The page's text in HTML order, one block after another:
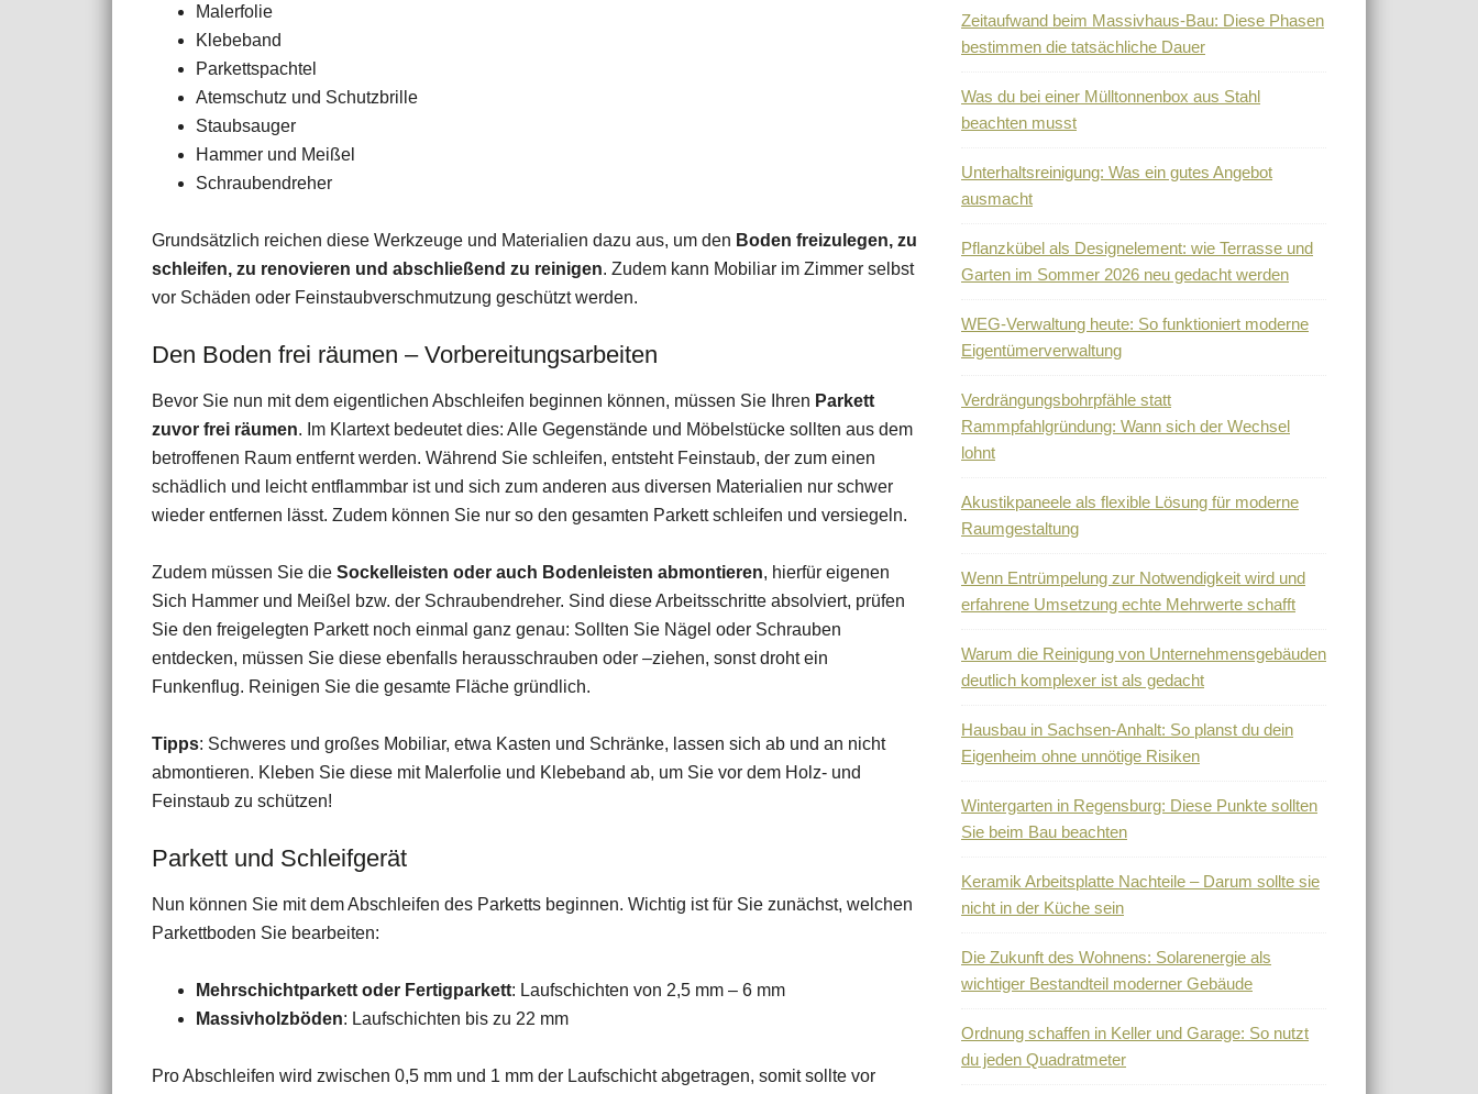
Malerfolie
Klebeband
Parkettspachtel
Atemschutz und Schutzbrille
Staubsauger
Hammer und Meißel
Schraubendreher
Grundsätzlich reichen diese Werkzeuge und Materialien dazu aus, um den Boden freizulegen, zu
schleifen, zu renovieren und abschließend zu reinigen. Zudem kann Mobiliar im Zimmer selbst
vor Schäden oder Feinstaubverschmutzung geschützt werden.
Den Boden frei räumen – Vorbereitungsarbeiten
Bevor Sie nun mit dem eigentlichen Abschleifen beginnen können, müssen Sie Ihren Parkett
zuvor frei räumen. Im Klartext bedeutet dies: Alle Gegenstände und Möbelstücke sollten aus dem
betroffenen Raum entfernt werden. Während Sie schleifen, entsteht Feinstaub, der zum einen
schädlich und leicht entflammbar ist und sich zum anderen aus diversen Materialien nur schwer
wieder entfernen lässt. Zudem können Sie nur so den gesamten Parkett schleifen und versiegeln.
Zudem müssen Sie die Sockelleisten oder auch Bodenleisten abmontieren, hierfür eigenen
Sich Hammer und Meißel bzw. der Schraubendreher. Sind diese Arbeitsschritte absolviert, prüfen
Sie den freigelegten Parkett noch einmal ganz genau: Sollten Sie Nägel oder Schrauben
entdecken, müssen Sie diese ebenfalls herausschrauben oder –ziehen, sonst droht ein
Funkenflug. Reinigen Sie die gesamte Fläche gründlich.
Tipps: Schweres und großes Mobiliar, etwa Kasten und Schränke, lassen sich ab und an nicht
abmontieren. Kleben Sie diese mit Malerfolie und Klebeband ab, um Sie vor dem Holz- und
Feinstaub zu schützen!
Parkett und Schleifgerät
Nun können Sie mit dem Abschleifen des Parketts beginnen. Wichtig ist für Sie zunächst, welchen
Parkettboden Sie bearbeiten:
Mehrschichtparkett oder Fertigparkett: Laufschichten von 2,5 mm – 6 mm
Massivholzböden: Laufschichten bis zu 22 mm
Pro Abschleifen wird zwischen 0,5 mm und 1 mm der Laufschicht abgetragen, somit sollte vor
Zeitaufwand beim Massivhaus-Bau: Diese Phasen
bestimmen die tatsächliche Dauer
Was du bei einer Mülltonnenbox aus Stahl
beachten musst
Unterhaltsreinigung: Was ein gutes Angebot
ausmacht
Pflanzkübel als Designelement: wie Terrasse und
Garten im Sommer 2026 neu gedacht werden
WEG-Verwaltung heute: So funktioniert moderne
Eigentümerverwaltung
Verdrängungsbohrpfähle statt
Rammpfahlgründung: Wann sich der Wechsel
lohnt
Akustikpaneele als flexible Lösung für moderne
Raumgestaltung
Wenn Entrümpelung zur Notwendigkeit wird und
erfahrene Umsetzung echte Mehrwerte schafft
Warum die Reinigung von Unternehmensgebäuden
deutlich komplexer ist als gedacht
Hausbau in Sachsen-Anhalt: So planst du dein
Eigenheim ohne unnötige Risiken
Wintergarten in Regensburg: Diese Punkte sollten
Sie beim Bau beachten
Keramik Arbeitsplatte Nachteile – Darum sollte sie
nicht in der Küche sein
Die Zukunft des Wohnens: Solarenergie als
wichtiger Bestandteil moderner Gebäude
Ordnung schaffen in Keller und Garage: So nutzt
du jeden Quadratmeter